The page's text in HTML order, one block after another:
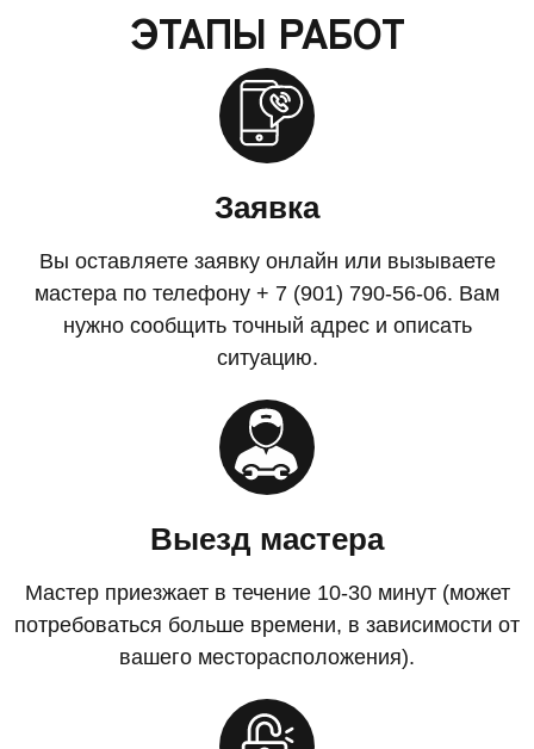
ЭТАПЫ РАБОТ
Заявка
Вы оставляете заявку онлайн или вызываете
мастера по телефону + 7 (901) 790-56-06. Вам
нужно сообщить точный адрес и описать
ситуацию.
Выезд мастера
Мастер приезжает в течение 10-30 минут (может
потребоваться больше времени, в зависимости от
вашего месторасположения).